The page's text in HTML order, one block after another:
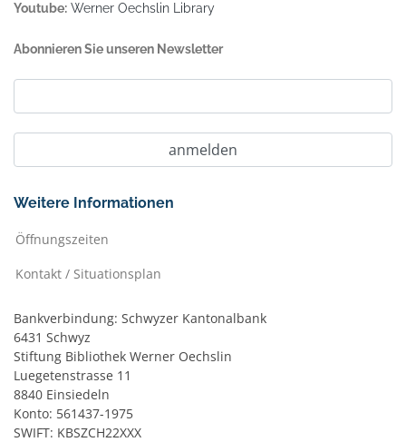
Youtube: Werner Oechslin Library
Abonnieren Sie unseren Newsletter
Weitere Informationen
Öffnungszeiten
Kontakt / Situationsplan
Bankverbindung: Schwyzer Kantonalbank
6431 Schwyz
Stiftung Bibliothek Werner Oechslin
Luegetenstrasse 11
8840 Einsiedeln
Konto: 561437-1975
SWIFT: KBSZCH22XXX